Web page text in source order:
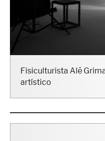
Fisiculturista Alê
artístico